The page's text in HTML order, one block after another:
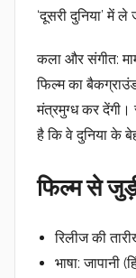
‘दूसरी दुनिया’ में ले
कला और संगीत:
फिल्म का
मंत्रमुग्ध कर देंगी।
है कि वे दुनिया के
फिल्म से
रिलीज की
भाषा: जापानी